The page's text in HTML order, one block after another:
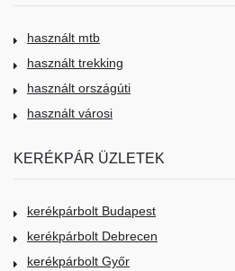
használt mtb
használt trekking
használt országúti
használt városi
KERÉKPÁR ÜZLETEK
kerékpárbolt Budapest
kerékpárbolt Debrecen
kerékpárbolt Győr